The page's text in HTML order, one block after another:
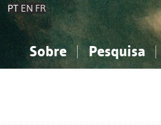
PT EN FR
Sobre Pesquisa